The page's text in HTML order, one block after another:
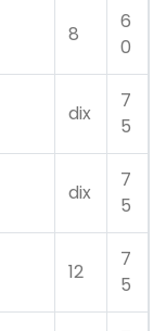
8
6
0
dix
7
5
dix
7
5
12
7
5